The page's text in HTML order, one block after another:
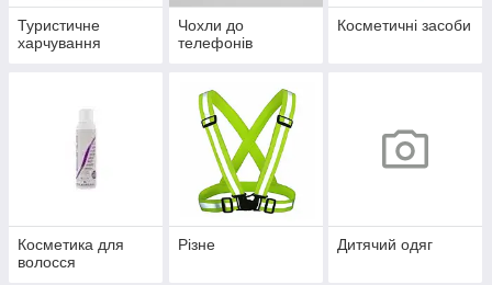
Туристичне
харчування
Чохли до
телефонів
Косметичні засоби
Косметика для
волосся
Різне Дитячий одяг